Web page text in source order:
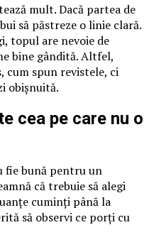
mult. Dacă partea de
să păstreze o linie clară.
topul are nevoie de
bine gândită. Altfel,
cum spun revistele, ci
obișnuită.
cea pe care nu o
fie bună pentru un
că trebuie să alegi
cuminți până la
să observi ce porți cu